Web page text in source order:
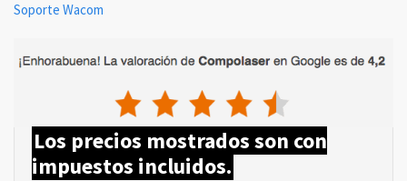
Soporte Wacom
Los precios mostrados son con
impuestos incluidos.